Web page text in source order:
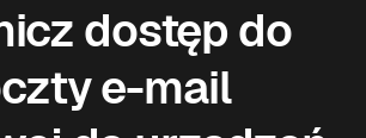
dostęp do
e-mail